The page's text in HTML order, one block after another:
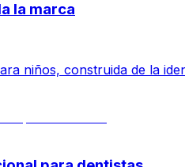
la marca
niños, construida de la